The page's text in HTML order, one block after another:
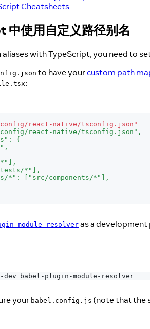
Cheatsheets
中使用自定义路径别名
aliases with TypeScript, you need to
to have yourcustom path
:
react-native/tsconfig.json"
react-native/tsconfig.json",
{
*"],
*": ["src/components/*"],
module-resolver as a
dev babel-plugin-module-resolver
your babel.config.js (note that the